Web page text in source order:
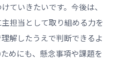
ていきたいです。今後は、
担当として取り組める力を
解したうえで判断できるよ
めにも、懸念事項や課題を